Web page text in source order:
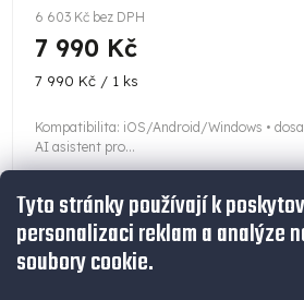
Tyto stránky používají k
personalizaci reklam a analýze
soubory cookie.
6 603 Kč bez DPH
7 990 Kč
Měrná
7 990 Kč / 1 ks
Kompatibilita: iOS/Android/Windows •
AI asistent pro...